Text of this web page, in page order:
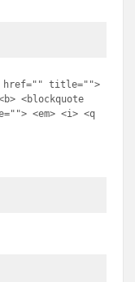
href="" title="">
<blockquote
<em> <i> <q